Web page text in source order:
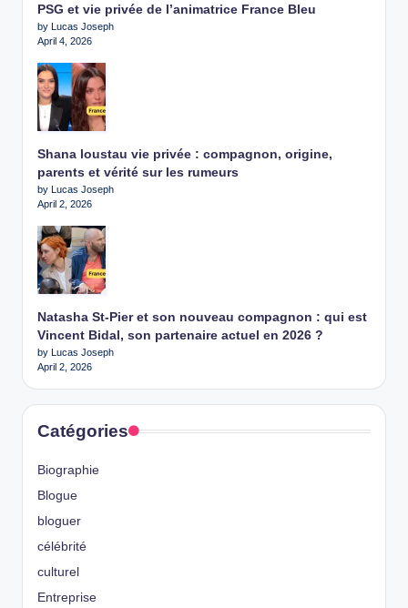
PSG et vie privée de l’animatrice France Bleu
by Lucas Joseph
April 4, 2026
Shana loustau vie privée : compagnon, origine,
parents et vérité sur les rumeurs
by Lucas Joseph
April 2, 2026
Natasha St-Pier et son nouveau compagnon : qui est
Vincent Bidal, son partenaire actuel en 2026 ?
by Lucas Joseph
April 2, 2026
Catégories
Biographie
Blogue
bloguer
célébrité
culturel
Entreprise